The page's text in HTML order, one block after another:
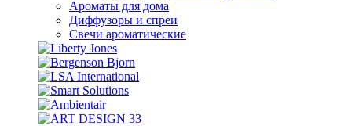
Ароматы для дома
Диффузоры и спреи
Свечи ароматические